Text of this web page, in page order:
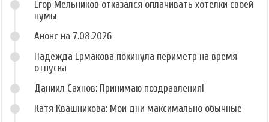
Егор Мельников отказался оплачивать хотелки своей
пумы
Анонс на 7.08.2026
Надежда Ермакова покинула периметр на время
отпуска
Даниил Сахнов: Принимаю поздравления!
Катя Квашникова: Мои дни максимально обычные